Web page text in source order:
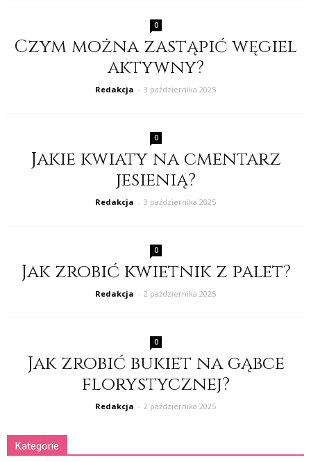
0
Czym można zastąpić węgiel
aktywny?
Redakcja - 3 października 2025
0
Jakie kwiaty na cmentarz
jesienią?
Redakcja - 3 października 2025
0
Jak zrobić kwietnik z palet?
Redakcja - 2 października 2025
0
Jak zrobić bukiet na gąbce
florystycznej?
Redakcja - 2 października 2025
Kategorie